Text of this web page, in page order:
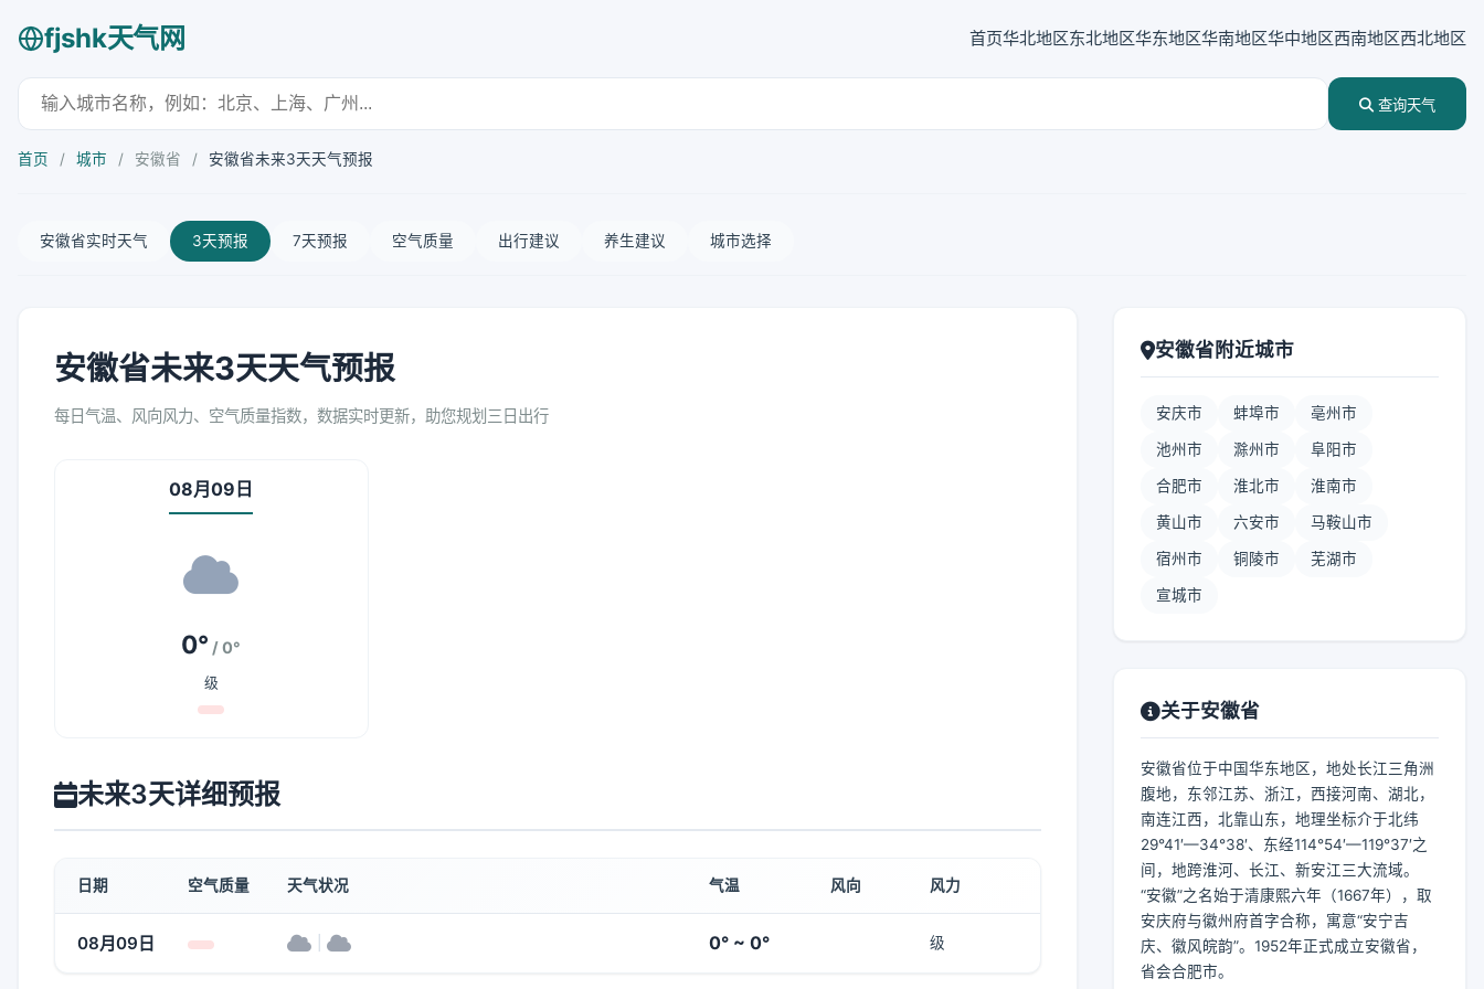
fjshk天气网 首页华北地区东北地区华东地区华南地区华中地区西南地区西北地区
查询天气
首页 / 城市 / 安徽省 / 安徽省未来3天天气预报
安徽省实时天气 3天预报 7天预报 空气质量 出行建议 养生建议 城市选择
安徽省未来3天天气预报
每日气温、风向风力、空气质量指数，数据实时更新，助您规划三日出行
08月09日
0° / 0°
级
未来3天详细预报
日期 空气质量 天气状况 气温 风向 风力
08月09日 0° ~ 0° 级
安徽省附近城市
安庆市 蚌埠市 亳州市
池州市 滁州市 阜阳市
合肥市 淮北市 淮南市
黄山市 六安市 马鞍山市
宿州市 铜陵市 芜湖市
宣城市
关于安徽省
安徽省位于中国华东地区，地处长江三角洲
腹地，东邻江苏、浙江，西接河南、湖北，
南连江西，北靠山东，地理坐标介于北纬
29°41′—34°38′、东经114°54′—119°37′之
间，地跨淮河、长江、新安江三大流域。
“安徽”之名始于清康熙六年（1667年），取
安庆府与徽州府首字合称，寓意“安宁吉
庆、徽风皖韵”。1952年正式成立安徽省，
省会合肥市。